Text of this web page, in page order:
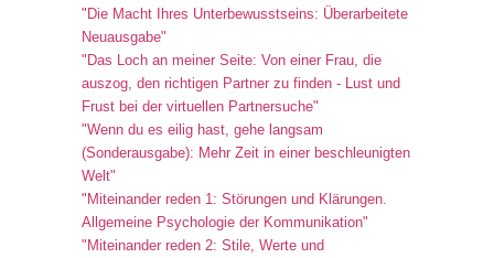
"Die Macht Ihres Unterbewusstseins: Überarbeitete
Neuausgabe"
"Das Loch an meiner Seite: Von einer Frau, die
auszog, den richtigen Partner zu finden - Lust und
Frust bei der virtuellen Partnersuche"
"Wenn du es eilig hast, gehe langsam
(Sonderausgabe): Mehr Zeit in einer beschleunigten
Welt"
"Miteinander reden 1: Störungen und Klärungen.
Allgemeine Psychologie der Kommunikation"
"Miteinander reden 2: Stile, Werte und